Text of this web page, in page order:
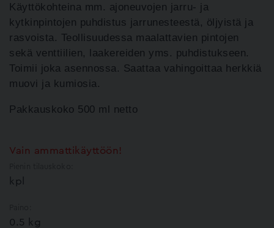
Käyttökohteina mm. ajoneuvojen jarru- ja
kytkinpintojen puhdistus jarrunesteestä, öljyistä ja
rasvoista. Teollisuudessa maalattavien pintojen
sekä venttiilien, laakereiden yms. puhdistukseen.
Toimii joka asennossa. Saattaa vahingoittaa herkkiä
muovi ja kumiosia.
Pakkauskoko 500 ml netto
Vain ammattikäyttöön!
kpl
0.5 kg